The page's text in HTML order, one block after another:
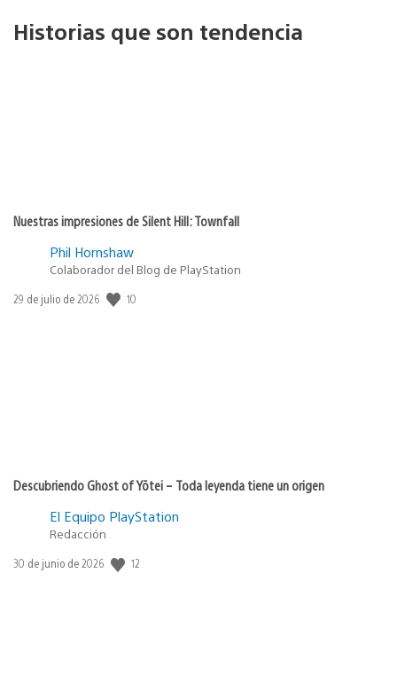
Historias que son tendencia
Nuestras impresiones de Silent Hill: Townfall
Phil Hornshaw
Colaborador del Blog de PlayStation
Fecha
29 de julio de 2026 10
Descubriendo Ghost of Yōtei – Toda leyenda tiene un origen
El Equipo PlayStation
Redacción
Fecha
30 de junio de 2026 12